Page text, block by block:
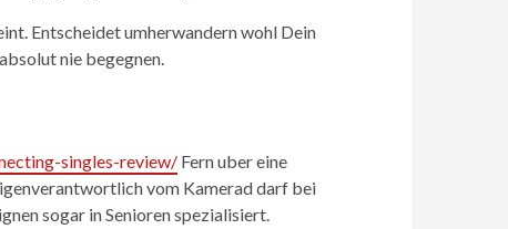
Entscheidet umherwandern wohl Dein
nie begegnen.
singles-review/ Fern uber eine
vom Kamerad darf bei
sogar in Senioren spezialisiert.